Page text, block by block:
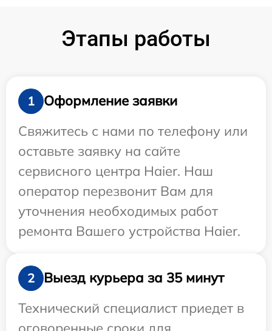
Этапы работы
1
Оформление заявки
Свяжитесь с нами по телефону или
оставьте заявку на сайте
сервисного центра Haier. Наш
оператор перезвонит Вам для
уточнения необходимых работ
ремонта Вашего устройства Haier.
2
Выезд курьера за 35 минут
Технический специалист приедет в